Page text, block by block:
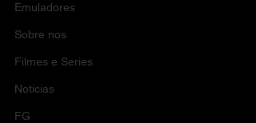
Emuladores
Sobre nos
Filmes e Series
Noticias
FG